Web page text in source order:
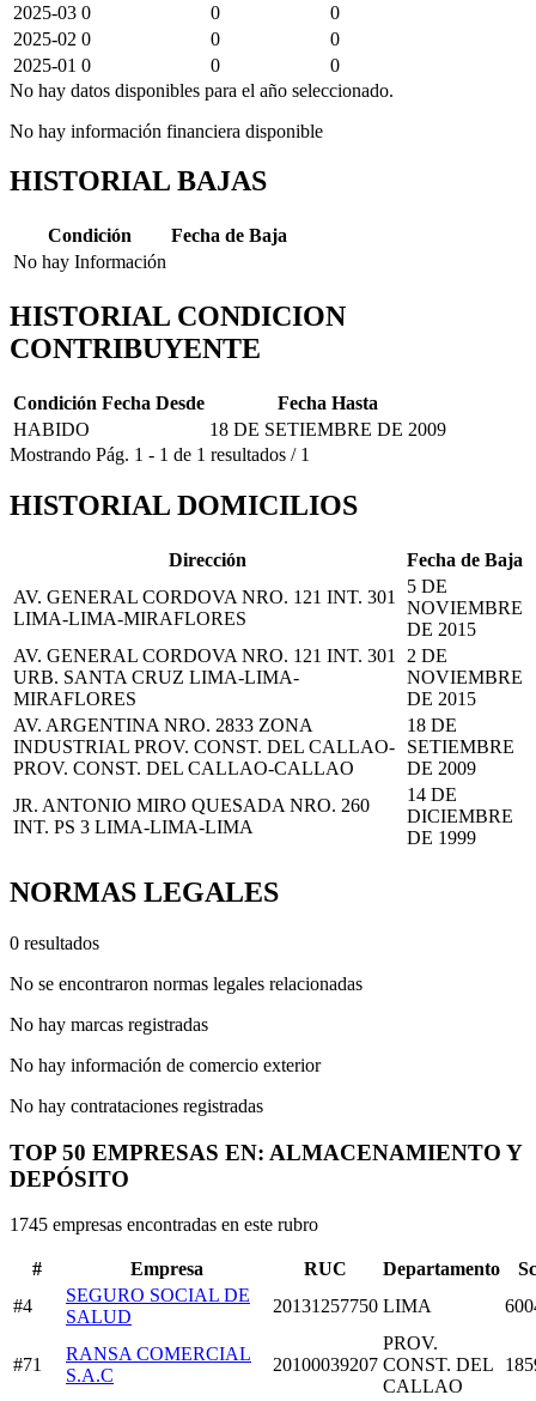
2025-03 0 0
0
2025-02 0 0
0
2025-01 0 0
0
No hay datos disponibles para el año seleccionado.
No hay información financiera disponible
HISTORIAL BAJAS
Condición
Fecha de Baja
No hay Información
HISTORIAL CONDICION
CONTRIBUYENTE
Condición Fecha Desde
Fecha Hasta
HABIDO
18 DE SETIEMBRE DE 2009
Mostrando Pág. 1 - 1 de 1 resultados / 1
HISTORIAL DOMICILIOS
Dirección
Fecha de Baja
AV. GENERAL CORDOVA NRO. 121 INT. 301
LIMA-LIMA-MIRAFLORES
5 DE
NOVIEMBRE
DE 2015
AV. GENERAL CORDOVA NRO. 121 INT. 301
URB. SANTA CRUZ LIMA-LIMA-
MIRAFLORES
2 DE
NOVIEMBRE
DE 2015
AV. ARGENTINA NRO. 2833 ZONA
INDUSTRIAL PROV. CONST. DEL CALLAO-
PROV. CONST. DEL CALLAO-CALLAO
18 DE
SETIEMBRE
DE 2009
JR. ANTONIO MIRO QUESADA NRO. 260
INT. PS 3 LIMA-LIMA-LIMA
14 DE
DICIEMBRE
DE 1999
NORMAS LEGALES
0 resultados
No se encontraron normas legales relacionadas
No hay marcas registradas
No hay información de comercio exterior
No hay contrataciones registradas
TOP 50 EMPRESAS EN: ALMACENAMIENTO Y
DEPÓSITO
1745 empresas encontradas en este rubro
# Empresa RUC Departamento
#4
SEGURO SOCIAL DE
SALUD
20131257750 LIMA
#71
RANSA COMERCIAL
S.A.C
20100039207
PROV.
CONST. DEL
CALLAO